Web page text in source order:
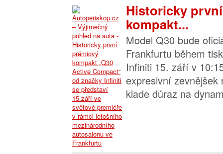
Historicky
kompakt...
Model Q30 bude
Frankfurtu během
Infiniti 15. září v
expresivní zevnějšek
klade důraz na